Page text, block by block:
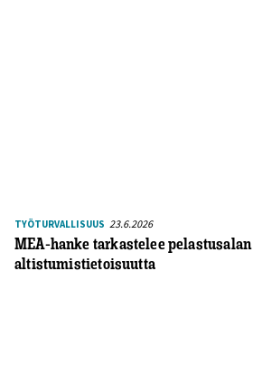
TYÖTURVALLISUUS 23.6.2026
MEA-hanke tarkastelee pelastusalan
altistumistietoisuutta